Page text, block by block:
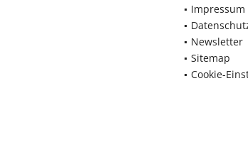
Impressum
Newsletter
Sitemap
Cookie-